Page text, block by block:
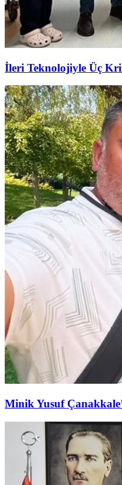
İleri Teknolojiyle Üç
Minik Yusuf